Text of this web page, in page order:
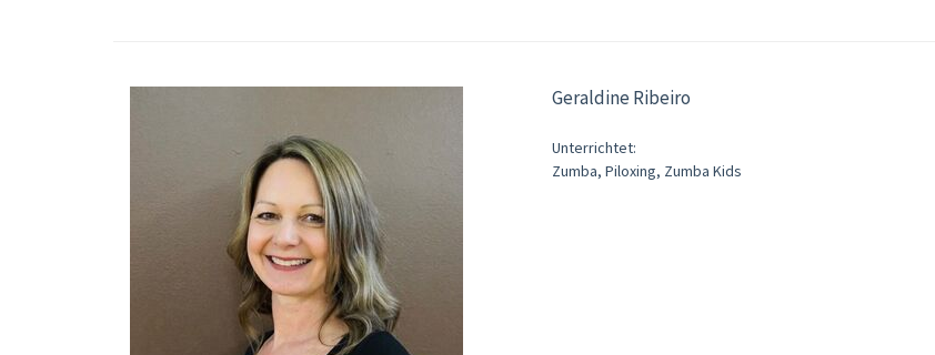
Geraldine Ribeiro
Unterrichtet:
Zumba, Piloxing, Zumba Kids